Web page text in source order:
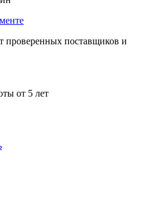
проверенных поставщиков и
от 5 лет